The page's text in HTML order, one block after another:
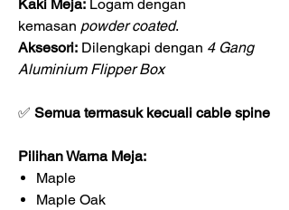
Kaki Meja: Logam dengan
kemasan powder coated.
Aksesori: Dilengkapi dengan 4 Gang
Aluminium Flipper Box
✅ Semua termasuk kecuali cable spine
Pilihan Warna Meja:
Maple
Maple Oak